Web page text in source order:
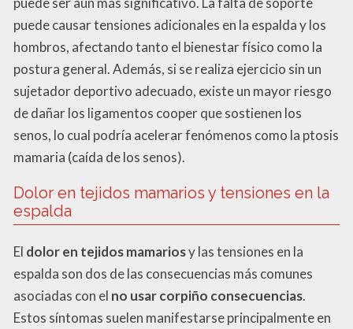
puede causar tensiones adicionales en la espalda y los
hombros, afectando tanto el bienestar físico como la
postura general. Además, si se realiza ejercicio sin un
sujetador deportivo adecuado, existe un mayor riesgo
de dañar los ligamentos cooper que sostienen los
senos, lo cual podría acelerar fenómenos como la ptosis
mamaria (caída de los senos).
Dolor en tejidos mamarios y tensiones en la
espalda
El dolor en tejidos mamariosy las tensiones en la
espalda son dos de las consecuencias más comunes
asociadas con el no usar corpiño consecuencias.
Estos síntomas suelen manifestarse principalmente en